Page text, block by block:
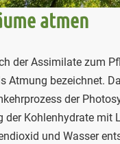
atmen
der Assimilate zum
Atmung bezeichnet.
der
der Kohlenhydrate mit
und Wasser